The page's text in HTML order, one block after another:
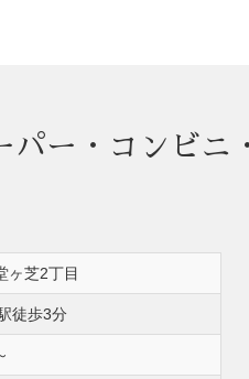
パー・コンビ
ヶ芝2丁目
徒歩3分